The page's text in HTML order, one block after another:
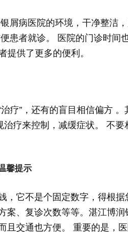
屑病医院的环境，干净整洁
患者就诊。 医院的门诊时间
提供了更多的便利。
疗”，还有的盲目相信偏方
疗来控制，减缓症状。 不要
馨提示
，它不是个固定数字，得根据
案、复诊次数等等。湛江博润
且交通也方便。 重要的是，